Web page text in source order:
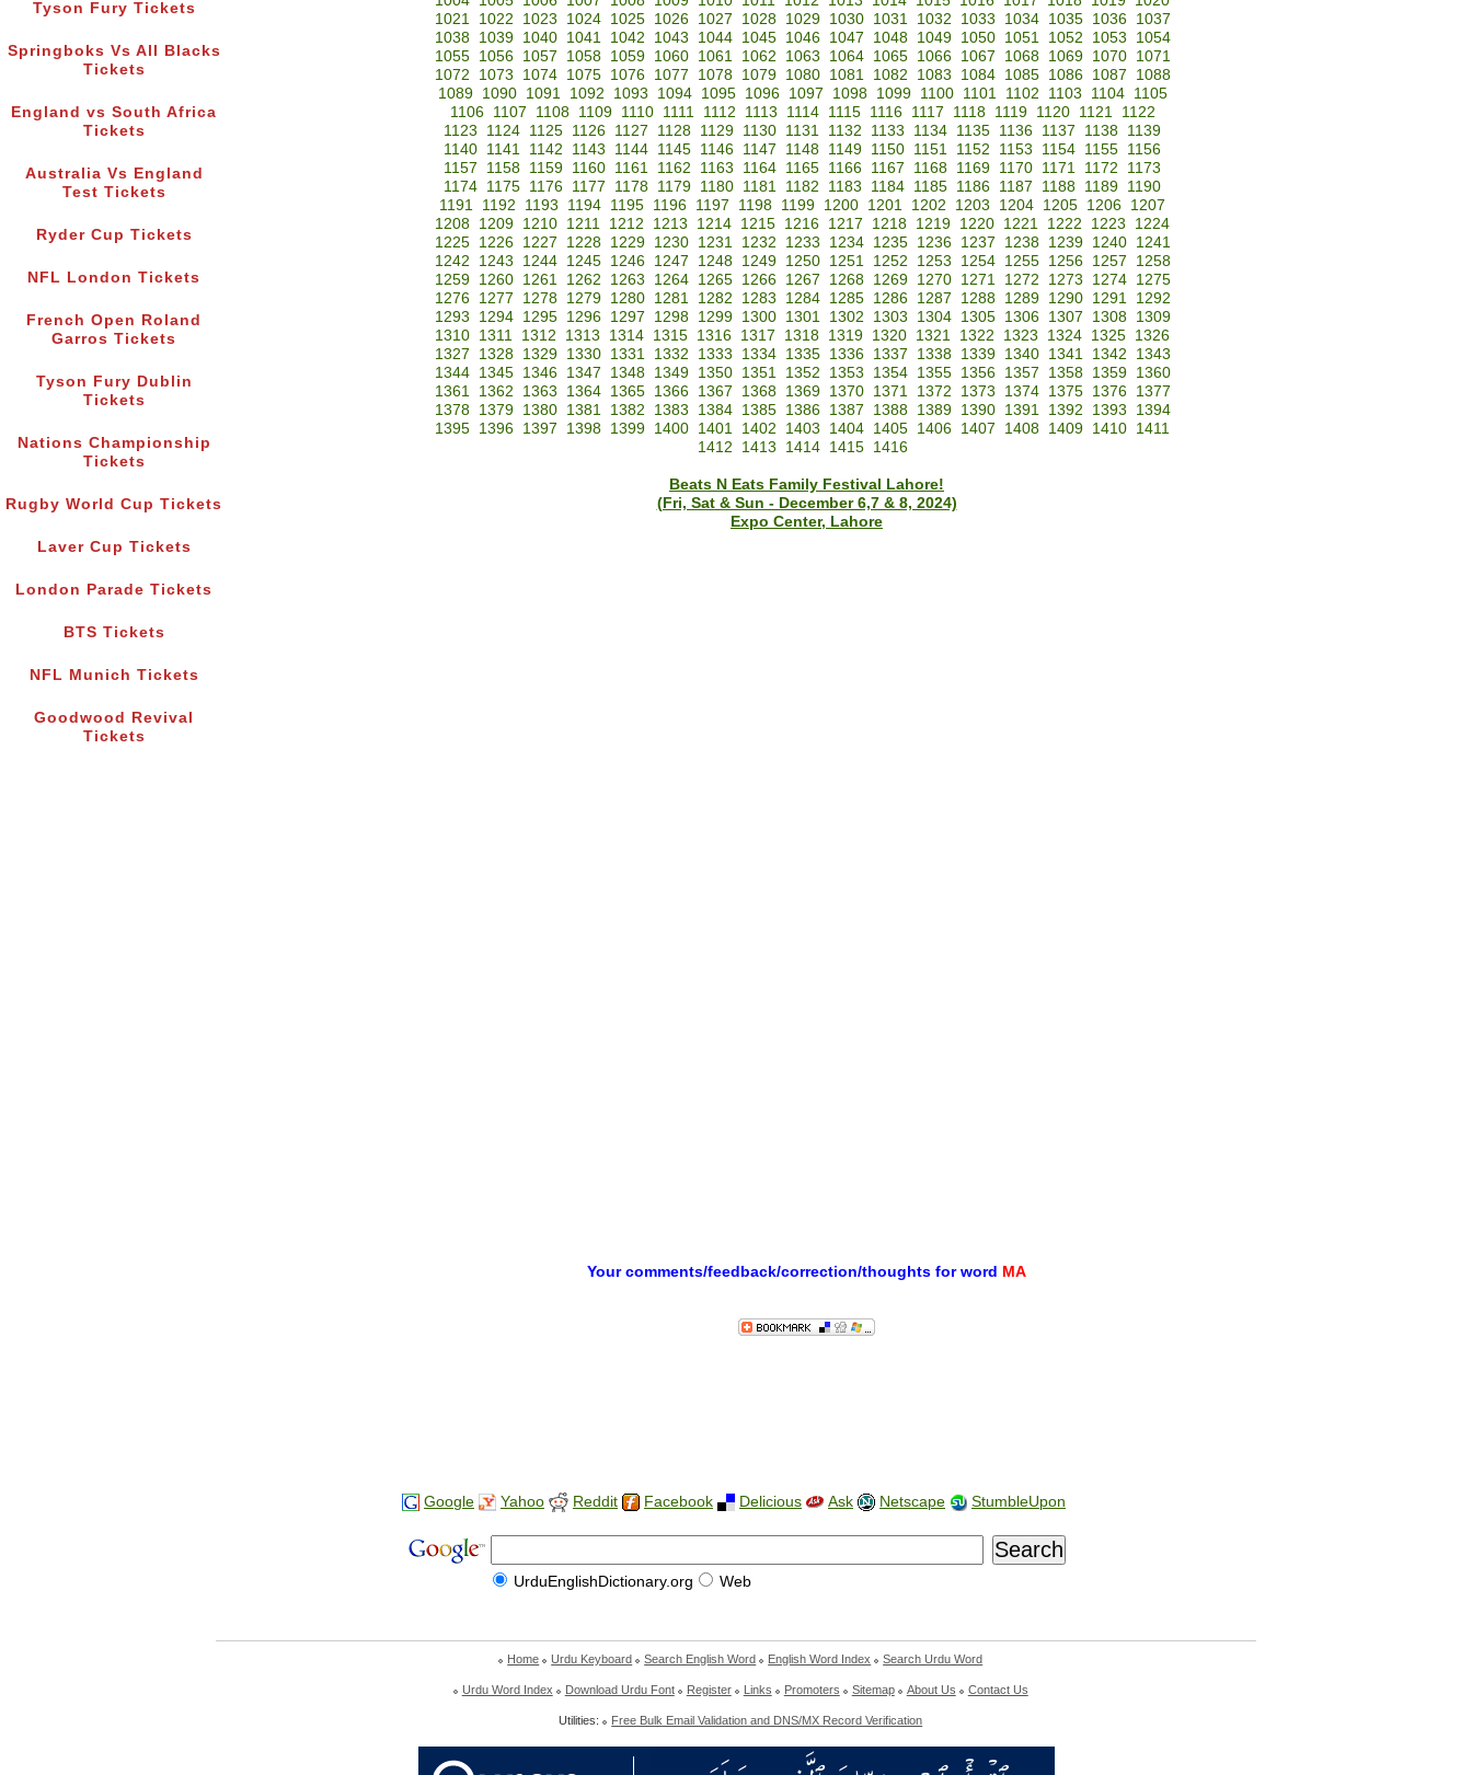
Tyson Fury Tickets
Springboks Vs All Blacks
Tickets
England vs South Africa
Tickets
Australia Vs England
Test Tickets
Ryder Cup Tickets
NFL London Tickets
French Open Roland
Garros Tickets
Tyson Fury Dublin
Tickets
Nations Championship
Tickets
Rugby World Cup Tickets
Laver Cup Tickets
London Parade Tickets
BTS Tickets
NFL Munich Tickets
Goodwood Revival
Tickets
1021
1022 1023 1024 1025 1026 1027 1028 1029 1030 1031 1032 1033 1034 1035 1036
1037
1038
1039 1040 1041 1042 1043 1044 1045 1046 1047 1048 1049 1050 1051 1052 1053
1054
1055
1056 1057 1058 1059 1060 1061 1062 1063 1064 1065 1066 1067 1068 1069 1070
1071
1072
1073 1074 1075 1076 1077 1078 1079 1080 1081 1082 1083 1084 1085 1086 1087
1088
1089
1090 1091 1092 1093 1094 1095 1096 1097 1098 1099 1100 1101 1102 1103 1104
1105
1106
1107 1108 1109 1110 1111 1112 1113 1114 1115 1116 1117 1118 1119 1120 1121
1122
1123
1124 1125 1126 1127 1128 1129 1130 1131 1132 1133 1134 1135 1136 1137 1138 1139
1140 1141 1142 1143 1144 1145 1146 1147 1148 1149 1150 1151 1152 1153 1154 1155 1156
1157
1158 1159 1160 1161 1162 1163 1164 1165 1166 1167 1168 1169 1170 1171 1172
1173
1174 1175 1176 1177 1178 1179 1180 1181 1182 1183 1184 1185 1186 1187 1188 1189 1190
1191 1192 1193 1194 1195 1196 1197 1198 1199 1200 1201 1202 1203 1204 1205 1206 1207
1208 1209 1210 1211 1212 1213 1214 1215 1216 1217 1218 1219 1220 1221 1222 1223
1224
1225
1226 1227 1228 1229 1230 1231 1232 1233 1234 1235 1236 1237 1238 1239 1240
1241
1242
1243 1244 1245 1246 1247 1248 1249 1250 1251 1252 1253 1254 1255 1256 1257
1258
1259
1260 1261 1262 1263 1264 1265 1266 1267 1268 1269 1270 1271 1272 1273 1274
1275
1276
1277 1278 1279 1280 1281 1282 1283 1284 1285 1286 1287 1288 1289 1290 1291
1292
1293
1294 1295 1296 1297 1298 1299 1300 1301 1302 1303 1304 1305 1306 1307 1308
1309
1310 1311 1312 1313 1314 1315 1316 1317 1318 1319 1320 1321 1322 1323 1324 1325 1326
1327
1328 1329 1330 1331 1332 1333 1334 1335 1336 1337 1338 1339 1340 1341 1342
1343
1344
1345 1346 1347 1348 1349 1350 1351 1352 1353 1354 1355 1356 1357 1358 1359
1360
1361
1362 1363 1364 1365 1366 1367 1368 1369 1370 1371 1372 1373 1374 1375 1376
1377
1378
1379 1380 1381 1382 1383 1384 1385 1386 1387 1388 1389 1390 1391 1392 1393
1394
1395 1396 1397 1398 1399 1400 1401 1402 1403 1404 1405 1406 1407 1408 1409 1410 1411
1412
1413 1414 1415 1416
Beats N Eats Family Festival Lahore!
(Fri, Sat & Sun - December 6,7 & 8, 2024)
Expo Center, Lahore
Your comments/feedback/correction/thoughts for word MA
Google Yahoo Reddit Facebook Delicious Ask Netscape StumbleUpon
UrduEnglishDictionary.org Web
Home Urdu Keyboard Search English Word English Word Index Search Urdu Word
Urdu Word Index Download Urdu Font Register Links Promoters Sitemap About Us Contact Us
Utilities: Free Bulk Email Validation and DNS/MX Record Verification